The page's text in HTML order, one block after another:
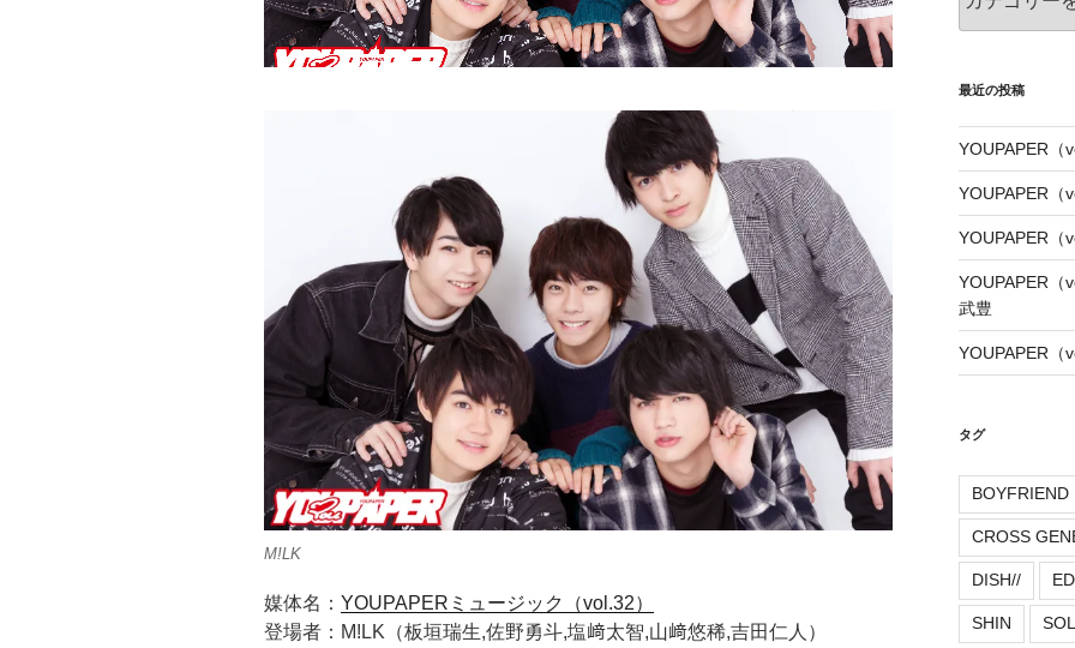
M!LK
媒体名： YOUPAPERミュージック（vol.32）
登場者：M!LK（板垣瑞生,佐野勇斗,塩﨑太智,山﨑悠稀,吉田仁人）
テ
ー
最近の投稿
YOUPAPER（
YOUPAPER（
YOUPAPER（
YOUPAPER（
武豊
YOUPAPER（
タグ
BOYFRIEND
CROSS
DISH//
SHIN